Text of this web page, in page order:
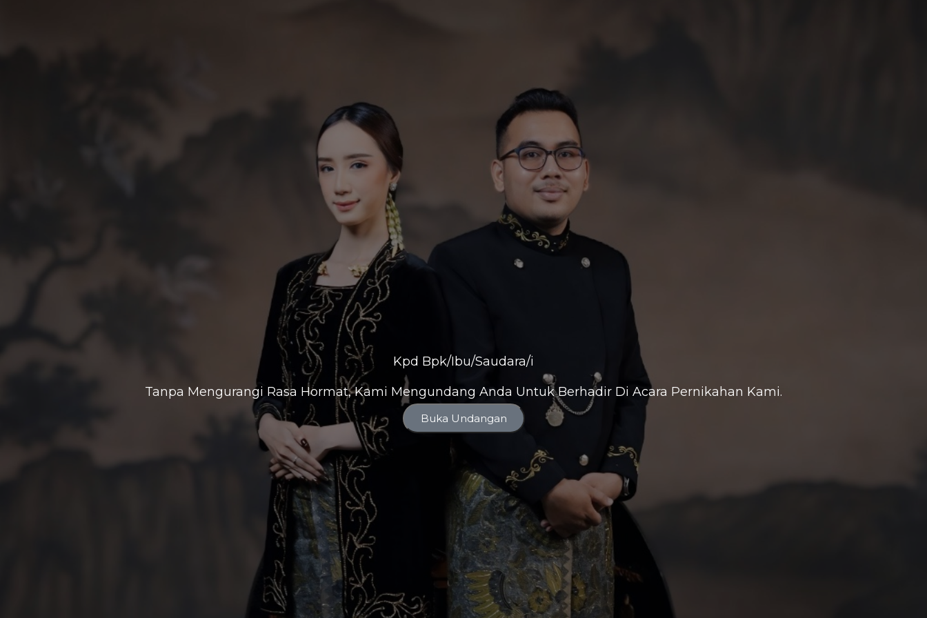
WE INVITE YOU TO CELEBRATE OUR WEDDING
Kpd Bpk/Ibu/Saudara/i
Tanpa Mengurangi Rasa Hormat, Kami Mengundang Anda Untuk Berhadir Di Acara Pernikahan Kami.
Buka Undangan
The Wedding Of
Sinta & Fandi
Minggu, 3 Agustus 2025
“Maha Suci Tuhan yang telah menciptakan pasangan-pasangan semuanya, baik dari apa yang
ditumbuhkan oleh bumi dan dari diri mereka maupun dari apa yang tidak mereka ketahui.”